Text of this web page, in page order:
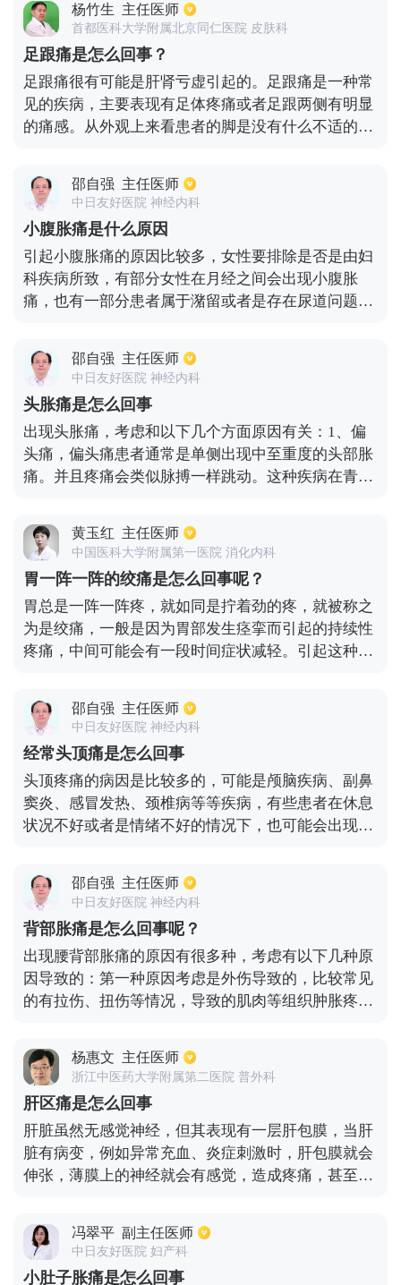
尿频、排尿急迫。如果是由于尿道炎引起的小便刺
痛，主要是因为细菌感染所致，常见的有淋球菌、支
原体等致病菌。
杨竹生 主任医师
首都医科大学附属北京同仁医院 皮肤科
足跟痛是怎么回事？
足跟痛很有可能是肝肾亏虚引起的。足跟痛是一种常
见的疾病，主要表现有足体疼痛或者足跟两侧有明显
的痛感。从外观上来看患者的脚是没有什么不适的症
跟痛的出现。
邵自强 主任医师
中日友好医院 神经内科
小腹胀痛是什么原因
引起小腹胀痛的原因比较多，女性要排除是否是由妇
科疾病所致，有部分女性在月经之间会出现小腹胀
痛，也有一部分患者属于潴留或者是存在尿道问题，
现胀痛，一般持续1~2天即可自行消失，不需要刻意
性治疗，如果出现持续性的胀痛，则需要到医院通过
相应的检查确诊是否存在有其他病变。
邵自强 主任医师
中日友好医院 神经内科
头胀痛是怎么回事
出现头胀痛，考虑和以下几个方面原因有关：1、偏
头痛，偏头痛患者通常是单侧出现中至重度的头部胀
痛。并且疼痛会类似脉搏一样跳动。这种疾病在青少
常会和家族遗传有一定的关系。每次头痛发作持续的
时间大概会在4-72小时。在饮酒、月经期、失眠、劳
累等情况下会疼痛加重。一般可以通过口服西比灵进
行治疗。2、高血压引起头痛，对于高血压患者出现
头部胀痛，需要及时关注血压变化。发现血压升高时
要及时口服降压药。当血压恢复到正常范围之内，头
痛也能够得到缓解。
黄玉红 主任医师
中国医科大学附属第一医院 消化内科
胃一阵一阵的绞痛是怎么回事呢？
胃总是一阵一阵疼，就如同是拧着劲的疼，就被称之
为是绞痛，一般是因为胃部发生痉挛而引起的持续性
疼痛，中间可能会有一段时间症状减轻。引起这种疼
刺激。如果症状较重，并且持续时间比较长，需要去
医院进行治疗。
邵自强 主任医师
中日友好医院 神经内科
经常头顶痛是怎么回事
头顶疼痛的病因是比较多的，可能是颅脑疾病、副鼻
窦炎、感冒发热、颈椎病等等疾病，有些患者在休息
状况不好或者是情绪不好的情况下，也可能会出现头
瘤，在排除了肿瘤造成的疼痛的情况下，可能是其他
原因导致的疼痛，需要使用止痛药或者是神经营养药
物来进行改善。
邵自强 主任医师
中日友好医院 神经内科
背部胀痛是怎么回事呢？
出现腰背部胀痛的原因有很多种，考虑有以下几种原
因导致的：第一种原因考虑是外伤导致的，比较常见
的有拉伤、扭伤等情况，导致的肌肉等组织肿胀疼
及时添加衣物导致的局部水肿疼痛；第三种是炎症导
致的，比如筋膜炎等情况；第四种考虑是和心血管系
统、呼吸系统及消化系统疾病导致的有关。比如冠心
病、胰腺炎及胆囊炎等疾病。
杨惠文 主任医师
浙江中医药大学附属第二医院 普外科
肝区痛是怎么回事
肝脏虽然无感觉神经，但其表现有一层肝包膜，当肝
脏有病变，例如异常充血、炎症刺激时，肝包膜就会
伸张，薄膜上的神经就会有感觉，造成疼痛，甚至还
是需注意，右侧的肋骨损伤、骨折、胸壁结核、胸部
挫伤、肺炎、带状疱疹、肺结核等疾病，也会导致肝
区有疼痛感，需进行区分。
冯翠平 副主任医师
中日友好医院 妇产科
小肚子胀痛是怎么回事